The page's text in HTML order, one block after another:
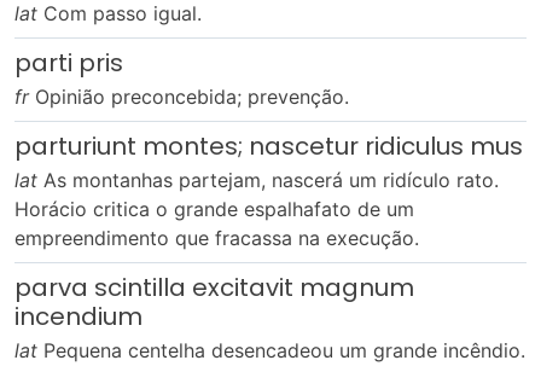
lat Com passo igual.
parti pris
frOpinião preconcebida; prevenção.
parturiunt montes; nascetur ridiculus mus
lat As montanhas partejam, nascerá um ridículo rato.
Horácio critica o grande espalhafato de um
empreendimento que fracassa na execução.
parva scintilla excitavit magnum
incendium
lat Pequena centelha desencadeou um grande incêndio.